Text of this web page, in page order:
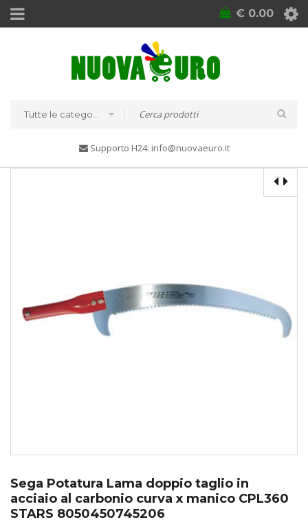
€ 0.00
Supporto H24: info@nuovaeuro.it
Sega Potatura Lama doppio taglio in
acciaio al carbonio curva x manico CPL360
STARS 8050450745206